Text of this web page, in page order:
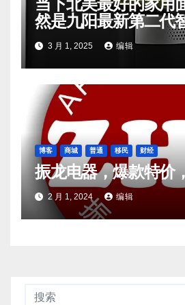
当下北美最好的家用
然是九阳最新第二代
L203 月 1, 2025 编辑
博客 商城 普通 移民 财经
振龙电器，爆款特价
2 月 1, 2024 编辑